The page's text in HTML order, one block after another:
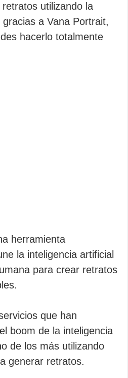
utilizando la
a Vana Portrait,
hacerlo totalmente
herramienta
la inteligencia artificial
para crear retratos
que han
boom de la inteligencia
de los más utilizando
generar retratos.